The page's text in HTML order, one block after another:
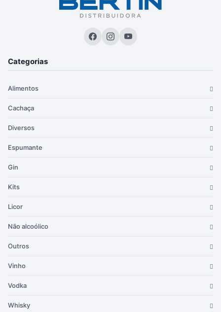
Categorias
Alimentos
Cachaça
Diversos
Espumante
Gin
Kits
Licor
Não alcoólico
Outros
Vinho
Vodka
Whisky